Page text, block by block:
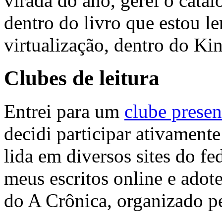
dentro do livro que estou
virtualização, dentro do
Clubes de leitura
Entrei para um clube
decidi participar
lida em diversos sites do
meus escritos online e
do A Crônica, organizado